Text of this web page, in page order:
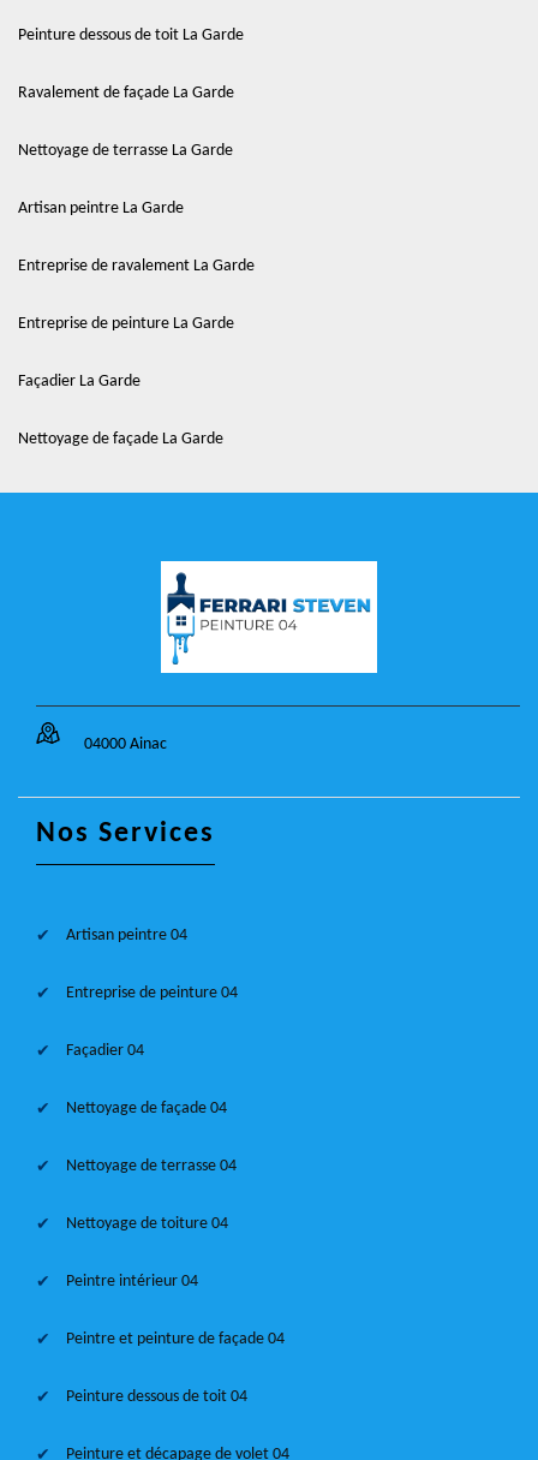
Peinture dessous de toit La Garde
Ravalement de façade La Garde
Nettoyage de terrasse La Garde
Artisan peintre La Garde
Entreprise de ravalement La Garde
Entreprise de peinture La Garde
Façadier La Garde
Nettoyage de façade La Garde
04000 Ainac
Nos Services
Artisan peintre 04
Entreprise de peinture 04
Façadier 04
Nettoyage de façade 04
Nettoyage de terrasse 04
Nettoyage de toiture 04
Peintre intérieur 04
Peintre et peinture de façade 04
Peinture dessous de toit 04
Peinture et décapage de volet 04